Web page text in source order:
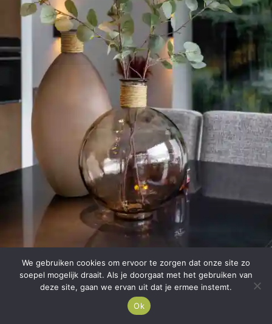
We gebruiken cookies om ervoor te zorgen dat onze site zo
soepel mogelijk draait. Als je doorgaat met het gebruiken van
deze site, gaan we ervan uit dat je ermee instemt.
Ok